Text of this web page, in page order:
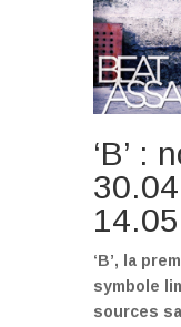
‘B’ :
‘B’, la
symbole
sources